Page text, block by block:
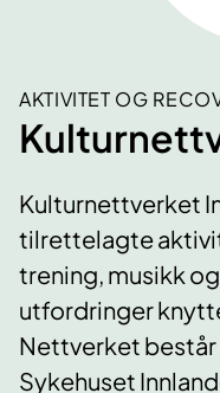
AKTIVITET OG
Kulturnettverket
tilrettelagte
trening, musikk
utfordringer
Nettverket består
Sykehuset